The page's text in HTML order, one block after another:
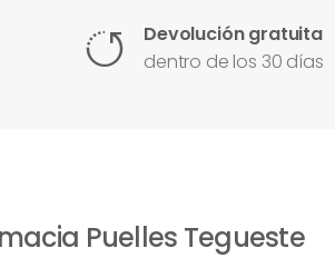
Devolución gratuita
dentro de los 30 días
Puelles Tegueste